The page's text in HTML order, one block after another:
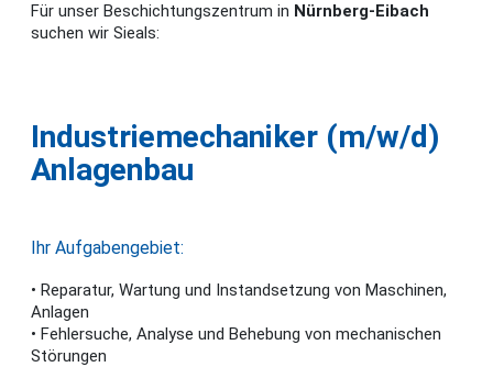
Für unser Beschichtungszentrum in Nürnberg-Eibach
suchen wir Sieals:
Industriemechaniker (m/w/d)
Anlagenbau
Ihr Aufgabengebiet:
• Reparatur, Wartung und Instandsetzung von Maschinen,
Anlagen
• Fehlersuche, Analyse und Behebung von mechanischen
Störungen